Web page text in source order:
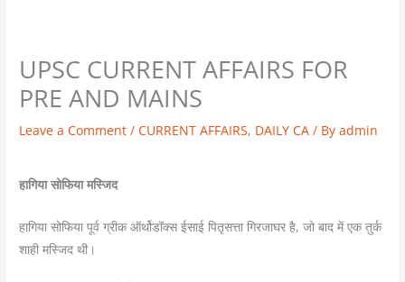
UPSC CURRENT AFFAIRS FOR
PRE AND MAINS
Leave a Comment /CURRENT AFFAIRS, DAILY CA / Byadmin
हागिया सोफिया मस्जिद
हागिया सोफिया पूर्व ग्रीक ऑर्थोडॉक्स ईसाई पितृसत्ता गिरजाघर है, जो बाद में एक तुर्क
शाही मस्जिद थी।